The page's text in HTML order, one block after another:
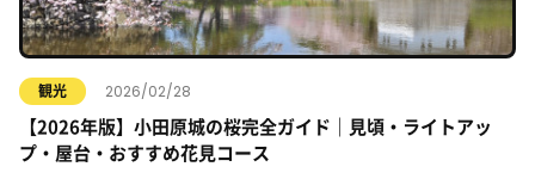
観光 2026/02/28
【2026年版】小田原城の桜完全ガイド｜見頃・ライトアッ
プ・屋台・おすすめ花見コース